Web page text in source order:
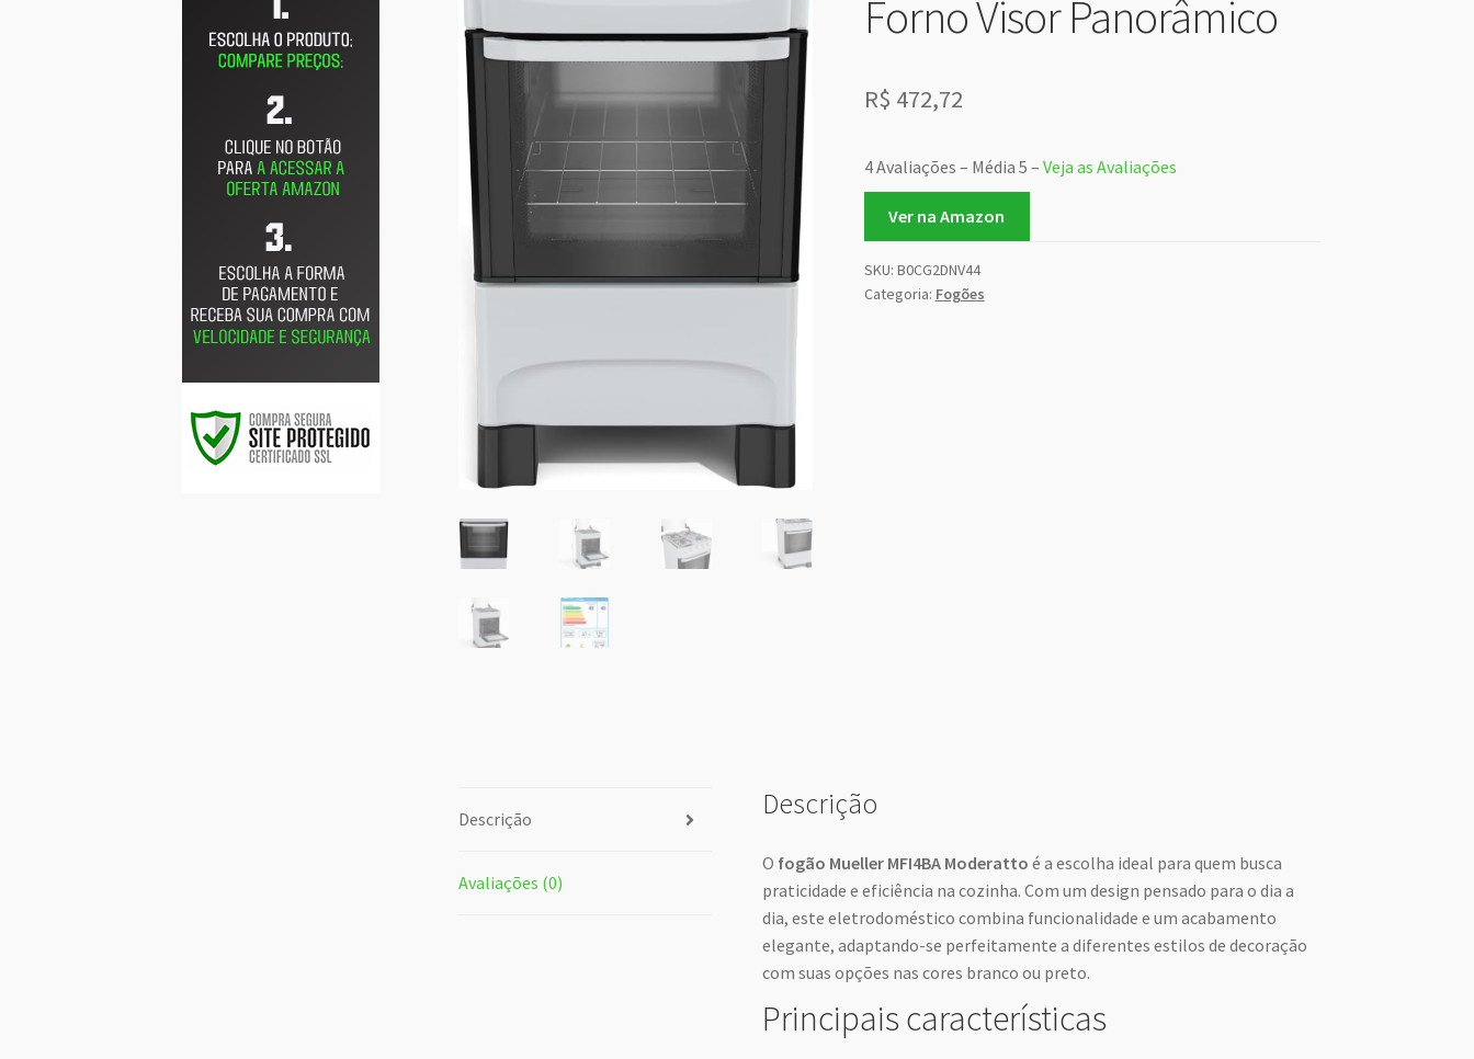
Forno Visor Panorâmico
R$ 472,72
4 Avaliações – Média 5 – Veja as Avaliações
Ver na Amazon
SKU: B0CG2DNV44
Categoria: Fogões
Descrição
Avaliações (0)
Descrição
O fogão Mueller MFI4BA Moderatto é a escolha ideal para quem busca
praticidade e eficiência na cozinha. Com um design pensado para o dia a
dia, este eletrodoméstico combina funcionalidade e um acabamento
elegante, adaptando-se perfeitamente a diferentes estilos de decoração
com suas opções nas cores branco ou preto.
Principais características